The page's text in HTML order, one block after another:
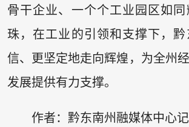
骨干企业、一个个工业园区如同
珠，在工业的引领和支撑下，黔
信、更坚定地走向辉煌，为全州
发展提供有力支撑。
作者：黔东南州融媒体中心